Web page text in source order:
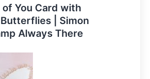
You Card with
| Simon
Always There